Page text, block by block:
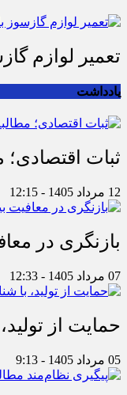
تعمیر لوازم
یادداشت
ثبات
12 مرداد 1405 - 12:15
بازنگری در
07 مرداد 1405 - 12:33
حمایت از
05 مرداد 1405 - 9:13